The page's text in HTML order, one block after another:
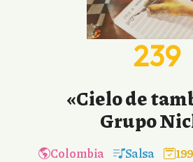
239
«Cielo de
Grupo
Colombia Salsa